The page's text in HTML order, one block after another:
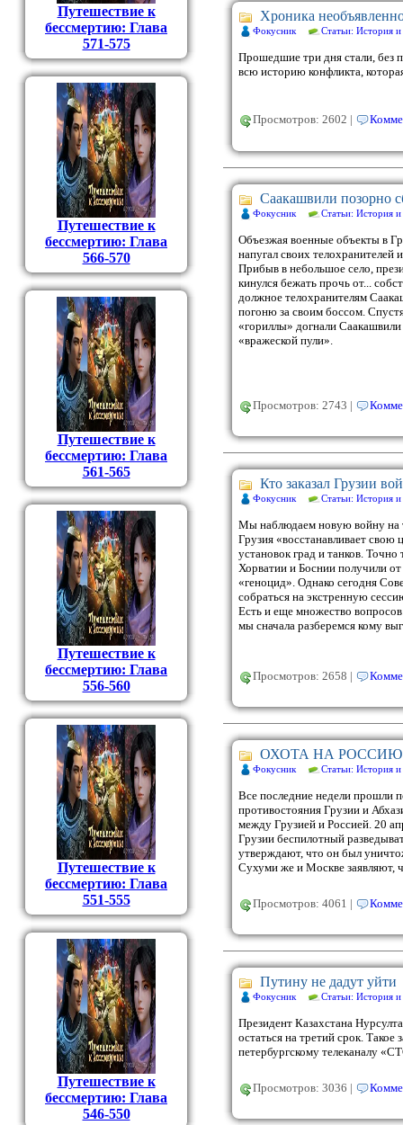
Путешествие к
бессмертию: Глава
571-575
Путешествие к
бессмертию: Глава
566-570
Путешествие к
бессмертию: Глава
561-565
Путешествие к
бессмертию: Глава
556-560
Путешествие к
бессмертию: Глава
551-555
Путешествие к
бессмертию: Глава
546-550
Хроника
Фокусник Статьи: История
Прошедшие три дня стали, без
всю историю конфликта,
Просмотров: 2602 |
Саакашвили позорно
Фокусник Статьи: История
Объезжая военные объекты в
напугал своих телохранителей
Прибыв в небольшое село,
кинулся бежать прочь от...
должное телохранителям
погоню за своим боссом.
«гориллы» догнали
«вражеской пули».
Просмотров: 2743 |
Кто заказал Грузии
Фокусник Статьи: История
Мы наблюдаем новую войну на
Грузия «восстанавливает
установок град и танков.
Хорватии и Боснии получили
«геноцид». Однако сегодня
собраться на экстренную
Есть и еще множество
мы сначала разберемся кому
Просмотров: 2658 |
ОХОТА НА РОССИЮ
Фокусник Статьи: История
Все последние недели прошли
противостояния Грузии и
между Грузией и Россией. 20
Грузии беспилотный
утверждают, что он был
Сухуми же и Москве заявляют,
Просмотров: 4061 |
Путину не дадут уйти
Фокусник Статьи: История
Президент Казахстана
остаться на третий срок. Такое
петербургскому телеканалу
Просмотров: 3036 |